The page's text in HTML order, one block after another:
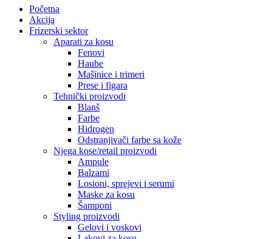
Početna
Akcija
Frizerski sektor
Aparati za kosu
Fenovi
Haube
Mašinice i trimeri
Prese i figara
Tehnički proizvodi
Blanš
Farbe
Hidrogen
Odstranjivači farbe sa kože
Njega kose/retail proizvodi
Ampule
Balzami
Losioni, sprejevi i serumi
Maske za kosu
Šamponi
Styling proizvodi
Gelovi i voskovi